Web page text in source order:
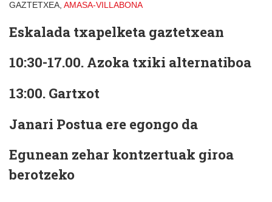
GAZTETXEA, AMASA-VILLABONA
Eskalada txapelketa gaztetxean
10:30-17.00. Azoka txiki alternatiboa
13:00. Gartxot
Janari Postua ere egongo da
Egunean zehar kontzertuak giroa
berotzeko